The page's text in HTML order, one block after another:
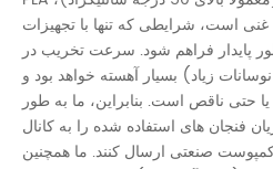
است، شرایطی که تنها با تجهیزات
پایدار فراهم شود. سرعت تخریب در
زیاد) بسیار آهسته خواهد بود و
حتی ناقص است. بنابراین، ما به طور
فنجان های استفاده شده را به کانال
کمپوست صنعتی ارسال کنند. ما همچنین